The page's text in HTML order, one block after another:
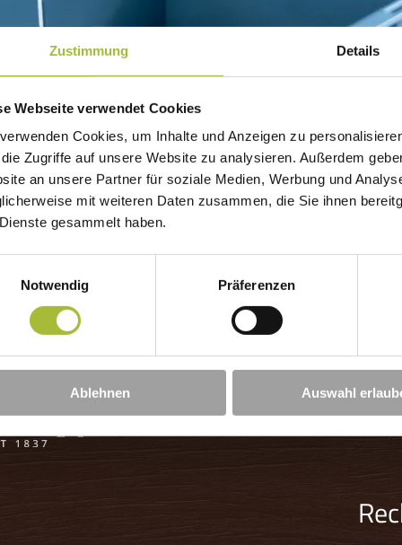
Zustimmung Details
Webseite verwendet Cookies
Cookies, um Inhalte und Anzeigen zu
die Zugriffe auf unsere Website zu analysieren. Außerdem
an unsere Partner für soziale Medien, Werbung und
mit weiteren Daten zusammen, die Sie ihnen
gesammelt haben.
Notwendig
Präferenzen
Ablehnen Auswahl
wird eine Reihe von Vorteilen mit sich
und eine verbesserte Raumnutzung wird das
gestaltet. Die schnelle und präzise
nicht nur den Lagerprozess, sondern trägt
und die Arbeitsleistung zu optimieren.
ist die erhöhte Sicherheit. Durch automatisierte
wird das Risiko von Verletzungen und
verringert.
Dies
Die
Mit